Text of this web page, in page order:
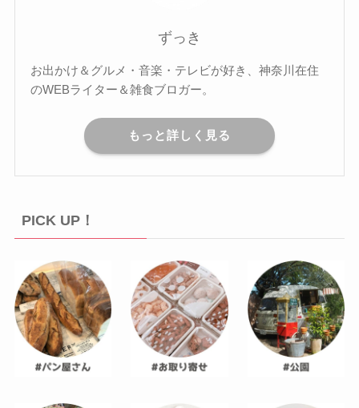
ずっき
お出かけ＆グルメ・音楽・テレビが好き、神奈川在住
のWEBライター＆雑食ブロガー。
もっと詳しく見る
PICK UP！